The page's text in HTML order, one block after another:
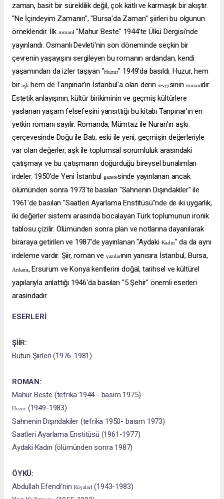
zaman, basit bir süreklilik değil, çok katlı ve karmaşık bir akıştır.
"Ne İçindeyim Zamanın", "Bursa'da Zaman" şiirleri bu olgunun
örnekleridir. İlk romanı "Mahur Beste" 1944'te Ülkü Dergisi'nde
yayınlandı. Osmanlı Devleti'nin son döneminde seçkin bir
çevrenin yaşayışını sergileyen bu romanın ardandan, kendi
yaşamından da izler taşıyan "Huzur" 1949'da basıldı. Huzur, hem
biraşk hem de Tanpınar'ın İstanbul'a olan derin sevgisinin romanıdır.
Estetik anlayışının, kültür birikiminin ve geçmiş kültürlere
yaslanan yaşam felsefesini yansıttığı bu kitabı Tanpınar'ın en
yetkin romanı sayılır. Romanda, Mümtaz ile Nuran'ın aşkı
çerçevesinde Doğu ile Batı, eski ile yeni, geçmişin değerleriyle
var olan değerler, aşk ile toplumsal sorumluluk arasındaki
çatışmayı ve bu çatışmanın doğurduğu bireysel bunalımları
irdeler. 1950'de Yeni İstanbulgazetesinde yayınlanan ancak
ölümünden sonra 1973'te basılan "Sahnenin Dışındakiler" ile
1961'de basılan "Saatleri Ayarlama Enstitüsü"nde de iki uygarlık,
iki değerler sistemi arasında bocalayan Türk toplumunun ironik
tablosu çizilir. Ölümünden sonra plan ve notlarına dayanılarak
biraraya getirilen ve 1987'de yayınlanan "Aydaki Kadın" da da aynı
irdeleme vardır. Şiir, roman ve yazılarının yanısıra İstanbul, Bursa,
Ankara, Ersurum ve Konya kentlerini doğal, tarihsel ve kültürel
yapılarıyla anlattığı 1946'da basılan "5 Şehir" önemli eserleri
arasındadır.
ESERLERİ
ŞİİR:
Bütün Şiirleri (1976-1981)
ROMAN:
Mahur Beste (tefrika 1944 - basım 1975)
Huzur (1949-1983)
Sahnenin Dışındakiler (tefrika 1950- basım 1973)
Saatleri Ayarlama Enstitüsü (1961-1977)
Aydaki Kadın (ölümünden sonra 1987)
ÖYKÜ:
Abdullah Efendi’ninRüyaları (1943-1983)